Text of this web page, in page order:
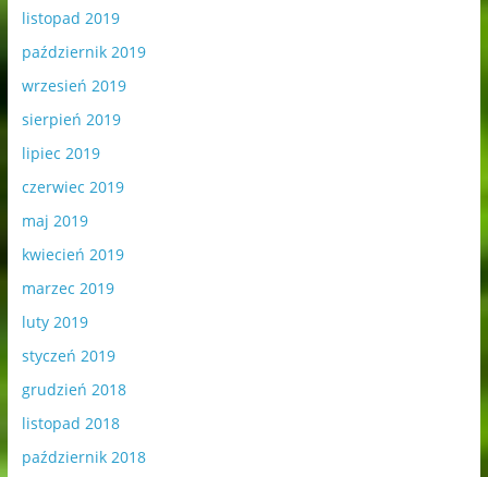
listopad 2019
październik 2019
wrzesień 2019
sierpień 2019
lipiec 2019
czerwiec 2019
maj 2019
kwiecień 2019
marzec 2019
luty 2019
styczeń 2019
grudzień 2018
listopad 2018
październik 2018